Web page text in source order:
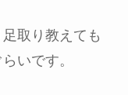
取り教えても
いです。